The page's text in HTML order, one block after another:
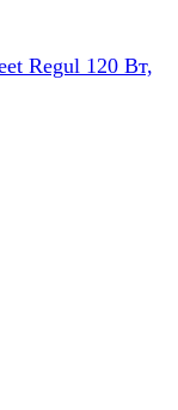
Regul 120 Вт,